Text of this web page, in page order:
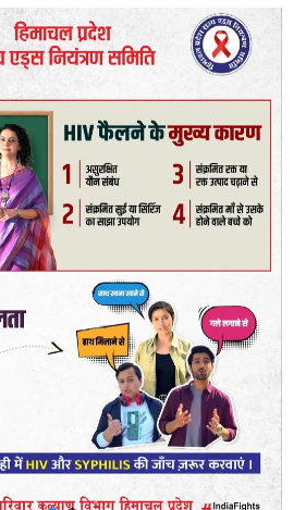
गवर्नेंस मॉडल केवल ‘तालाबंदी’ पर आधारित- जयराम ठाकुर
2026
अफीम डोडा/पोस्त बरामदगी मामले में कुल्लू सैंज से मुख्य सप्लायर
2026
अपनी बोल-वाणी सुधारें, हिमाचली संस्कृति के अनुरूप करें भाषा का
राजेश धर्माणी
2026
सरकार मछुआरों को नावों और मछली पकड़ने के उपकरणों पर डे रही
तक सब्सिडी
में दर्दनाक बस हादसा, 7 की मौत, 11 घायल, राज्यपाल CM व
सहित नेताओं ने जताया शोक
2026